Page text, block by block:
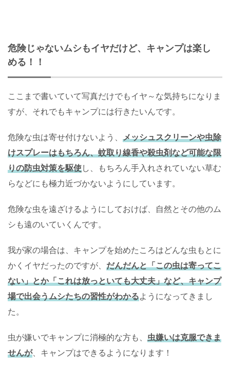
危険じゃないムシもイヤだけど、キャンプは楽し
める！！
ここまで書いていて写真だけでもイヤ～な気持ちになりま
すが、それでもキャンプには行きたいんです。
危険な虫は寄せ付けないよう、 メッシュスクリーンや虫除
けスプレーはもちろん、蚊取り線香や殺虫剤など可能な限
りの防虫対策を駆使し、もちろん手入れされていない草む
らなどにも極力近づかないようにしています。
危険な虫を遠ざけるようにしておけば、自然とその他のム
シも遠のいていくんです。
我が家の場合は、キャンプを始めたころはどんな虫もとに
かくイヤだったのですが、 だんだんと「この虫は寄ってこ
ない」とか「これは放っといても大丈夫」など、キャンプ
場で出会うムシたちの習性がわかるようになってきまし
た。
虫が嫌いでキャンプに消極的な方も、 虫嫌いは克服できま
せんが、キャンプはできるようになります！